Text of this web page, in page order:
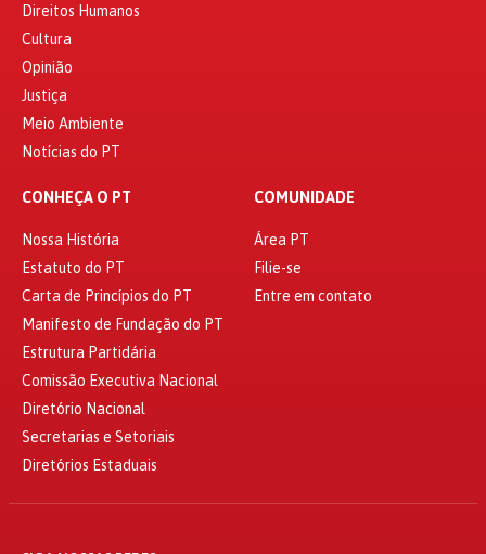
Direitos Humanos
Cultura
Opinião
Justiça
Meio Ambiente
Notícias do PT
CONHEÇA O PT
Nossa História
Estatuto do PT
Carta de Princípios do PT
Manifesto de Fundação do PT
Estrutura Partidária
Comissão Executiva Nacional
Diretório Nacional
Secretarias e Setoriais
Diretórios Estaduais
COMUNIDADE
Área PT
Filie-se
Entre em contato